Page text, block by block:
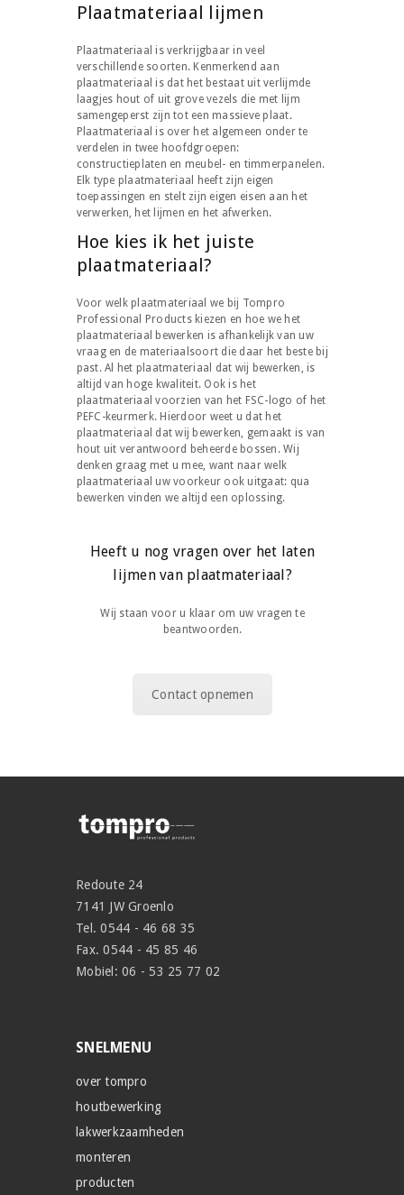
Plaatmateriaal lijmen
Plaatmateriaal is verkrijgbaar in veel
verschillende soorten. Kenmerkend aan
plaatmateriaal is dat het bestaat uit verlijmde
laagjes hout of uit grove vezels die met lijm
samengeperst zijn tot een massieve plaat.
Plaatmateriaal is over het algemeen onder te
verdelen in twee hoofdgroepen:
constructieplaten en meubel- en timmerpanelen.
Elk type plaatmateriaal heeft zijn eigen
toepassingen en stelt zijn eigen eisen aan het
verwerken, het lijmen en het afwerken.
Hoe kies ik het juiste
plaatmateriaal?
Voor welk plaatmateriaal we bij Tompro
Professional Products kiezen en hoe we het
plaatmateriaal bewerken is afhankelijk van uw
vraag en de materiaalsoort die daar het beste bij
past. Al het plaatmateriaal dat wij bewerken, is
altijd van hoge kwaliteit. Ook is het
plaatmateriaal voorzien van het FSC-logo of het
PEFC-keurmerk. Hierdoor weet u dat het
plaatmateriaal dat wij bewerken, gemaakt is van
hout uit verantwoord beheerde bossen. Wij
denken graag met u mee, want naar welk
plaatmateriaal uw voorkeur ook uitgaat: qua
bewerken vinden we altijd een oplossing.
Heeft u nog vragen over het laten
lijmen van plaatmateriaal?
Wij staan voor u klaar om uw vragen te
beantwoorden.
Contact opnemen
Redoute 24
7141 JW Groenlo
Tel. 0544 - 46 68 35
Fax. 0544 - 45 85 46
Mobiel: 06 - 53 25 77 02
SNELMENU
over tompro
houtbewerking
lakwerkzaamheden
monteren
producten